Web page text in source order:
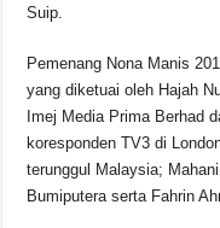
Suip.
Pemenang Nona Manis
yang diketuai oleh Hajah
Imej Media Prima Berhad
koresponden TV3 di
terunggul Malaysia;
Bumiputera serta Fahrin